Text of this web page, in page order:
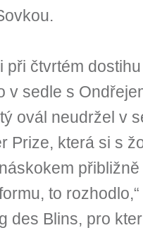
při čtvrtém
v sedle s
ovál neudržel v
Prize, která si s
to
des Blins, pro